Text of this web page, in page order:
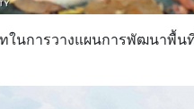
นการวางแผนการพัฒนาพื้